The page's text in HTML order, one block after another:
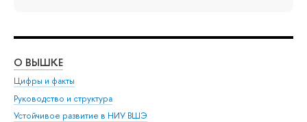
О ВЫШКЕ
Цифры и факты
Руководство и структура
Устойчивое развитие в НИУ ВШЭ